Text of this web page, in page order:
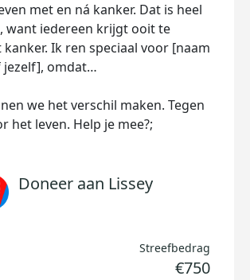
met en ná kanker. Dat is heel
want iedereen krijgt ooit te
Ik ren speciaal voor [naam
jezelf], omdat…
we het verschil maken. Tegen
het leven. Help je mee?;
Doneer aan Lissey
Streefbedrag
€750